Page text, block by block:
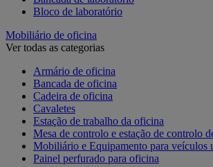
Bloco de laboratório
Mobiliário de oficina
Ver todas as categorias
Armário de oficina
Bancada de oficina
Cadeira de oficina
Cavaletes
Estação de trabalho da oficina
Mesa de controlo e estação de controlo
Mobiliário e Equipamento para veículos
Painel perfurado para oficina